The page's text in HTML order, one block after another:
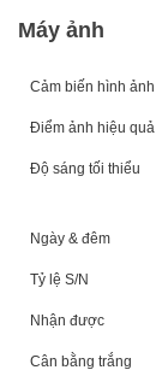
Máy ảnh
Cảm biến hình ảnh
Điểm ảnh hiệu quả
Độ sáng tối thiểu
Ngày & đêm
Tỷ lệ S/N
Nhận được
Cân bằng trắng